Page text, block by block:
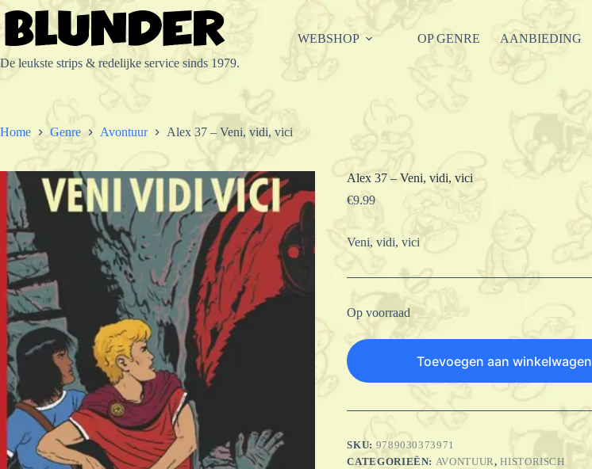
Ga
naar
inhoud
De leukste strips & redelijke service sinds 1979.
WEBSHOP OP GENRE AANBIEDING
Home Genre Avontuur Alex 37 – Veni, vidi, vici
Alex 37 – Veni, vidi, vici
€9.99
Veni, vidi, vici
Op voorraad
Toevoegen aan winkelwagen
SKU: 9789030373971
CATEGORIEËN: AVONTUUR,HISTORISCH